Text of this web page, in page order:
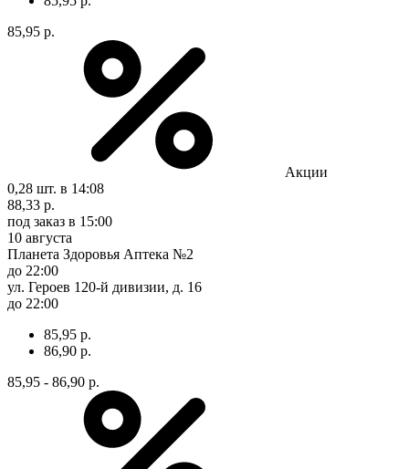
85,95 р.
Акции
0,28 шт. в 14:08
88,33 р.
под заказ в 15:00
10 августа
Планета Здоровья Аптека №2
до 22:00
ул. Героев 120-й дивизии, д. 16
до 22:00
85,95 р.
86,90 р.
85,95 - 86,90 р.